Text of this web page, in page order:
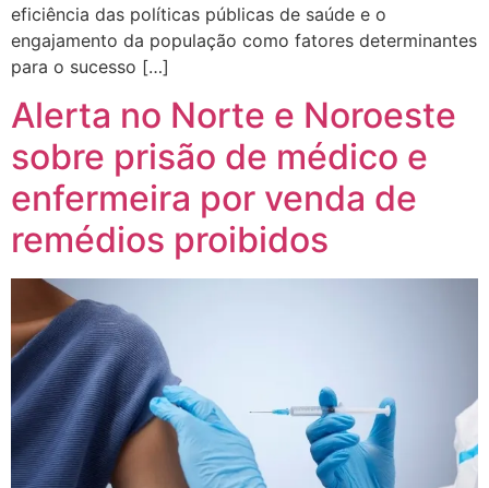
eficiência das políticas públicas de saúde e o
engajamento da população como fatores determinantes
para o sucesso […]
Alerta no Norte e Noroeste
sobre prisão de médico e
enfermeira por venda de
remédios proibidos